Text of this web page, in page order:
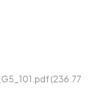
(236.77